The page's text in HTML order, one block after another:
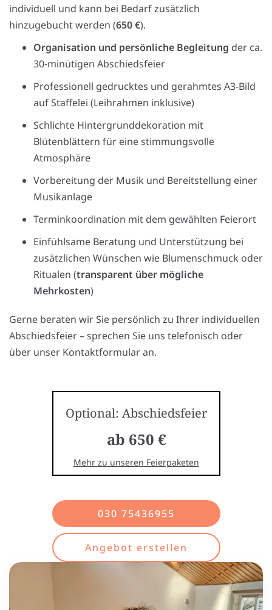
individuell und kann bei Bedarf zusätzlich
hinzugebucht werden (650 €).
Organisation und persönliche Begleitung der ca.
30-minütigen Abschiedsfeier
Professionell gedrucktes und gerahmtes A3-Bild
auf Staffelei (Leihrahmen inklusive)
Schlichte Hintergrunddekoration mit
Blütenblättern für eine stimmungsvolle
Atmosphäre
Vorbereitung der Musik und Bereitstellung einer
Musikanlage
Terminkoordination mit dem gewählten Feierort
Einfühlsame Beratung und Unterstützung bei
zusätzlichen Wünschen wie Blumenschmuck oder
Ritualen (transparent über mögliche
Mehrkosten)
Gerne beraten wir Sie persönlich zu Ihrer individuellen
Abschiedsfeier – sprechen Sie uns telefonisch oder
über unser Kontaktformular an.
Optional: Abschiedsfeier
ab 650 €
Mehr zu unseren Feierpaketen
030 75436955
Angebot erstellen